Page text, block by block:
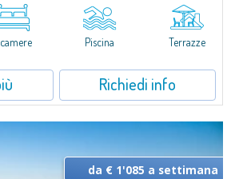
da soggiorno con divano letto ed angolo
cameretta doppia (con letto a castello o...
Piscina Terrazze
Richiedi info
da € 1'085 a settimana